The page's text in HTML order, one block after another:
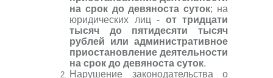
на срок до девяноста суток; на
юридических лиц - от тридцати
тысяч до пятидесяти тысяч
рублей или административное
приостановление деятельности
на срок до девяноста суток.
Нарушение законодательства о